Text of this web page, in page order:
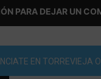
PARA DEJAR UN
EN TORREVIEJA